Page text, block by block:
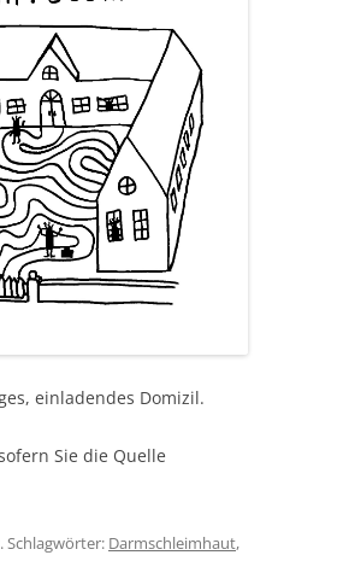
einladendes Domizil.
Sie die Quelle
Darmschleimhaut,